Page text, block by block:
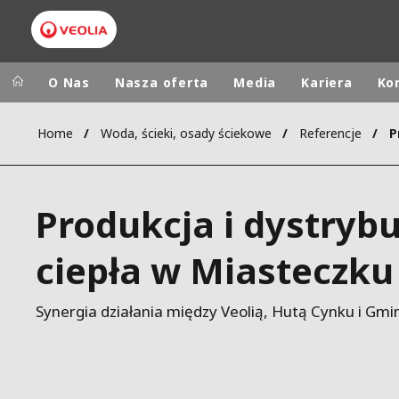
Veolia Group
CAMPUS
FOUNDATION
INSTITUTE
In the
ASIA
AUSTRALIA
O Nas Nasza oferta Media Kariera
Home Woda, ścieki, osady ściekowe Referencje
Produkcja i
ciepła w
Synergia działania między Veolią, Hutą Cynku i